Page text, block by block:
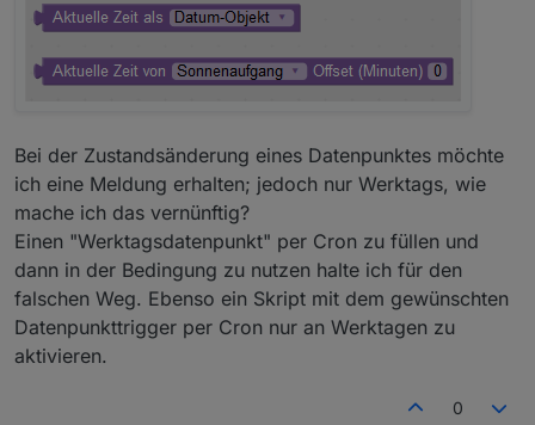
Bei der Zustandsänderung eines Datenpunktes möchte
ich eine Meldung erhalten; jedoch nur Werktags, wie
mache ich das vernünftig?
Einen "Werktagsdatenpunkt" per Cron zu füllen und
dann in der Bedingung zu nutzen halte ich für den
falschen Weg. Ebenso ein Skript mit dem gewünschten
Datenpunkttrigger per Cron nur an Werktagen zu
aktivieren.
0